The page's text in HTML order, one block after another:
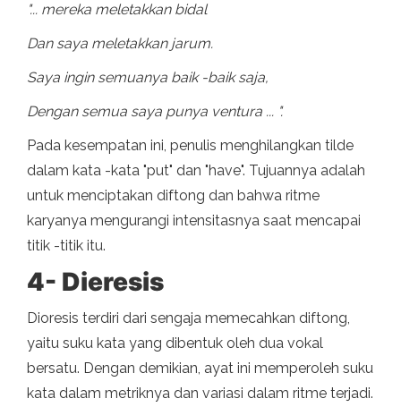
"... mereka meletakkan bidal
Dan saya meletakkan jarum.
Saya ingin semuanya baik -baik saja,
Dengan semua saya punya ventura ... ".
Pada kesempatan ini, penulis menghilangkan tilde
dalam kata -kata "put" dan "have". Tujuannya adalah
untuk menciptakan diftong dan bahwa ritme
karyanya mengurangi intensitasnya saat mencapai
titik -titik itu.
4- Dieresis
Dioresis terdiri dari sengaja memecahkan diftong,
yaitu suku kata yang dibentuk oleh dua vokal
bersatu. Dengan demikian, ayat ini memperoleh suku
kata dalam metriknya dan variasi dalam ritme terjadi.